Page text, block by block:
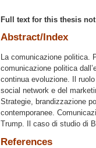
Full text for this thesis
Abstract/Index
La comunicazione politica.
comunicazione politica
continua evoluzione. Il
social network e del
Strategie, brandizzazione
contemporanee.
Trump. Il caso di studio di
References